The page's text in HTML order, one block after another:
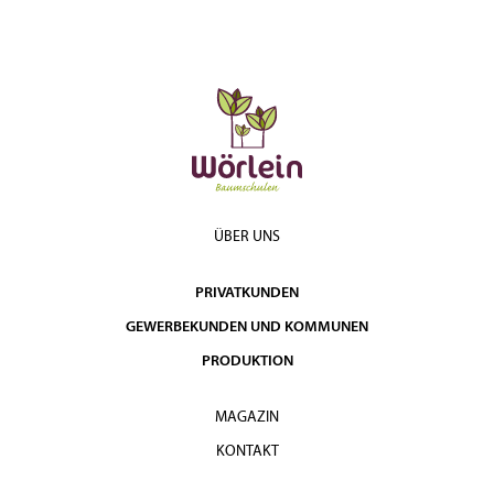
ÜBER UNS
PRIVATKUNDEN
GEWERBEKUNDEN UND KOMMUNEN
PRODUKTION
MAGAZIN
KONTAKT